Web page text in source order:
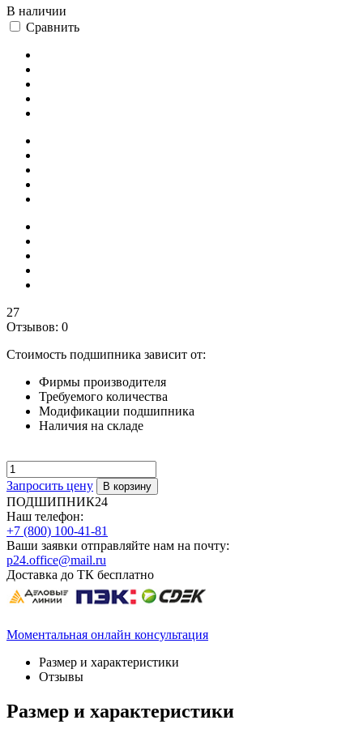
В наличии
Сравнить
27
Отзывов: 0
Стоимость подшипника зависит от:
Фирмы производителя
Требуемого количества
Модификации подшипника
Наличия на складе
Запросить цену
ПОДШИПНИК24
Наш телефон:
+7 (800) 100-41-81
Ваши заявки отправляйте нам на почту:
p24.office@mail.ru
Доставка до ТК бесплатно
Моментальная онлайн консультация
Размер и характеристики
Отзывы
Размер и характеристики